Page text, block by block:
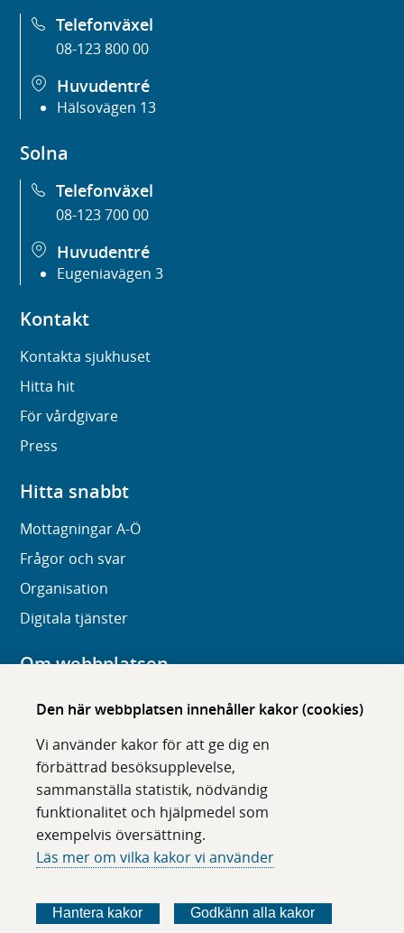
Den här webbplatsen innehåller kakor (cookies)
Vi använder kakor för att ge dig en
förbättrad besöksupplevelse,
sammanställa statistik, nödvändig
funktionalitet och hjälpmedel som
exempelvis översättning.
Läs mer om vilka kakor vi använder
Hantera kakor Godkänn alla kakor
Telefonväxel
08-123 800 00
Huvudentré
Hälsovägen 13
Solna
Telefonväxel
08-123 700 00
Huvudentré
Eugeniavägen 3
Kontakt
Kontakta sjukhuset
Hitta hit
För vårdgivare
Press
Hitta snabbt
Mottagningar A-Ö
Frågor och svar
Organisation
Digitala tjänster
Om webbplatsen
Om karolinska.se
Tillgänglighet
Om cookies
Följ oss i sociala medier
ö
l
ö
l
ö
l